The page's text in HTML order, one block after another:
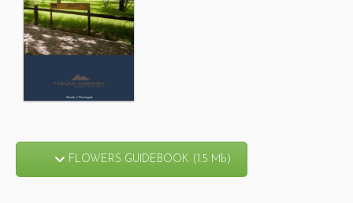
FLOWERS GUIDEBOOK (1.5 Mb)